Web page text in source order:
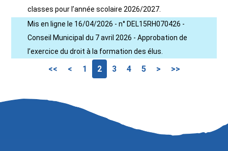
classes pour l’année scolaire 2026/2027.
Mis en ligne le 16/04/2026 - n° DEL15RH070426 -
Conseil Municipal du 7 avril 2026 - Approbation de
l’exercice du droit à la formation des élus.
<< < 1 2 3 4 5 > >>